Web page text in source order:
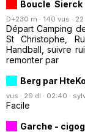
Boucle
D+230 m · 140 vus · 22
Départ Camping
St Christophe,
Handball, suivre
remonter par
Berg par
vus · 29 dl · 02:40 ·
Facile
Garche -